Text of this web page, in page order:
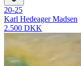
20-25
Karl Hedeager Madsen
2.500 DKK